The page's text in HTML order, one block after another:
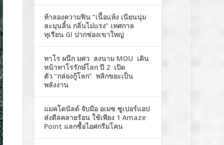
ท้าลองความฟิน “เนื้อแห้ง เนียนนุ่ม
ละมุนลิ้น กลิ่นไม่แรง” เทศกาล
ทุเรียน GI ปากช่องเขาใหญ่
ทาโร ผนึก มศว ลงนาม MOU เดิน
หน้าทาโรรักษ์โลก ปี 2 เปิด
ตัว “กล่องกู้โลก” พลิกขยะเป็น
พลังงาน
แมคโดนัลด์ จับมือ อเมซ ซูเปอร์แอป
ส่งดีลคลายร้อน ใช้เพียง 1 Amaze
Point แลกซื้อไอศกรีมโคน